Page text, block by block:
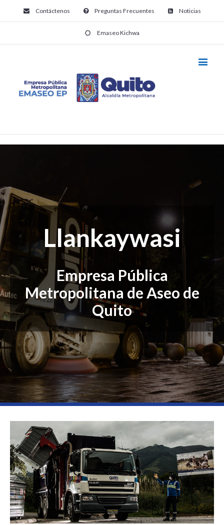
Contáctenos Preguntas Frecuentes Noticias
Emaseo Kichwa
Llankaywasi
Empresa Pública
Metropolitana de Aseo de
Quito